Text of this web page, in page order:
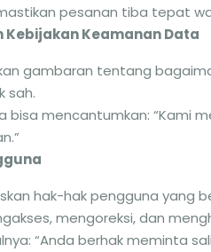
pesanan tiba tepat
Kebijakan Keamanan Data
gambaran tentang
sah.
bisa mencantumkan: “Kami
hak-hak pengguna yang
mengoreksi, dan
“Anda berhak meminta